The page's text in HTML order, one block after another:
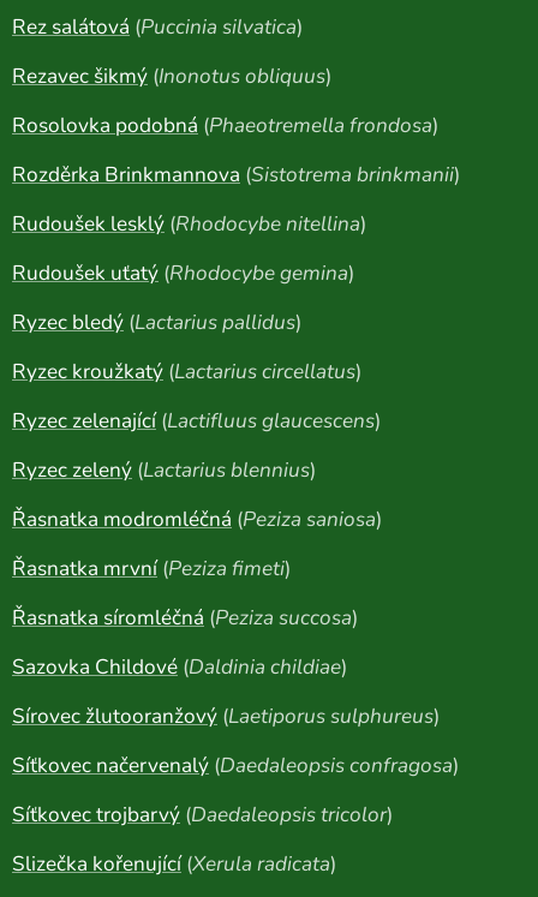
Rez salátová (Puccinia silvatica)
Rezavec šikmý (Inonotus obliquus)
Rosolovka podobná (Phaeotremella frondosa)
Rozděrka Brinkmannova (Sistotrema brinkmanii)
Rudoušek lesklý (Rhodocybe nitellina)
Rudoušek uťatý (Rhodocybe gemina)
Ryzec bledý (Lactarius pallidus)
Ryzec kroužkatý (Lactarius circellatus)
Ryzec zelenající(Lactifluus glaucescens)
Ryzec zelený (Lactarius blennius)
Řasnatka modromléčná (Peziza saniosa)
Řasnatka mrvní(Peziza fimeti)
Řasnatka síromléčná (Peziza succosa)
Sazovka Childové (Daldinia childiae)
Sírovec žlutooranžový (Laetiporus sulphureus)
Síťkovec načervenalý (Daedaleopsis confragosa)
Síťkovec trojbarvý (Daedaleopsis tricolor)
Slizečka kořenující(Xerula radicata)